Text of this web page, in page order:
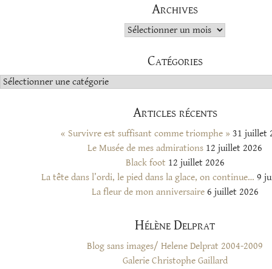
Archives
Archives
Catégories
Catégories
Articles récents
« Survivre est suffisant comme triomphe » 31 juillet
Le Musée de mes admirations 12 juillet 2026
Black foot 12 juillet 2026
La tête dans l’ordi, le pied dans la glace, on continue… 9
La fleur de mon anniversaire 6 juillet 2026
Hélène Delprat
Blog sans images/ Helene Delprat 2004-2009
Galerie Christophe Gaillard